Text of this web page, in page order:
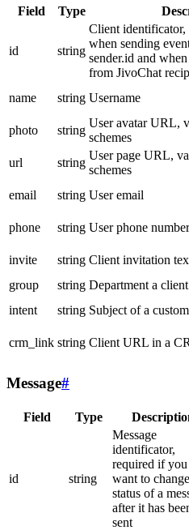
Field Type
id string
Client identificator,
when sending
sender.id and
from JivoChat
name string Username
photo
string
User avatar URL,
schemes
url
string
User page URL,
schemes
email
string User email
phone
string User phone number
invite
string Client invitation
group
string Department a
intent
string Subject of a
crm_link string Client URL in a
Message#
Field Type
id string
Message
identificator,
required if you
want to
status of a
after it has
sent